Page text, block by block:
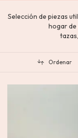
Selección de piezas
hogar de
Ordenar